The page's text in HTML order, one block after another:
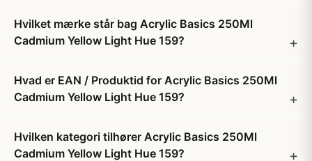
Hvilket mærke står bag Acrylic Basics 250Ml
Cadmium Yellow Light Hue 159?
Hvad er EAN / Produktid for Acrylic Basics 250Ml
Cadmium Yellow Light Hue 159?
Hvilken kategori tilhører Acrylic Basics 250Ml
Cadmium Yellow Light Hue 159?